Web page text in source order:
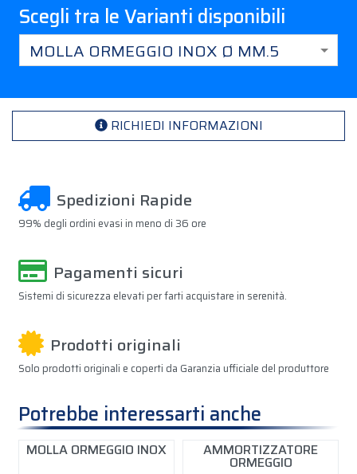
Scegli tra le Varianti disponibili
MOLLA ORMEGGIO INOX Ø MM.5
RICHIEDI INFORMAZIONI
Spedizioni Rapide
99% degli ordini evasi in meno di 36 ore
Pagamenti sicuri
Sistemi di sicurezza elevati per farti acquistare in serenità.
Prodotti originali
Solo prodotti originali e coperti da Garanzia ufficiale del produttore
Potrebbe interessarti anche
MOLLA ORMEGGIO INOX AMMORTIZZATORE
ORMEGGIO